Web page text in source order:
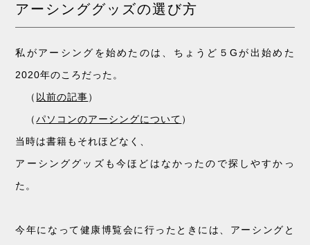
アーシンググッズの選び方
私がアーシングを始めたのは、ちょうど５Gが出始めた
2020年のころだった。
（ 以前の記事）
（パソコンのアーシングについて ）
当時は書籍もそれほどなく、
アーシンググッズも今ほどはなかったので探しやすかっ
た。
今年になって健康博覧会に行ったときには、アーシングと